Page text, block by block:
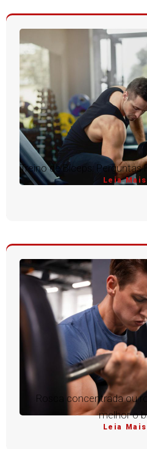
Treino de Bíceps: Perguntas
Leia Mais
Rosca concentrada ou
melhor o
Leia Mais